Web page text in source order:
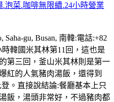
泡菜.咖啡無限續.24小時營業
gu, Busan, 南韓:電話:+82
時韓國米其林第11回，這也是
第三回，釜山米其林則是第一
紅的人氣豬肉湯飯，還得到
。直接說結論:餐廳基本上只
飯，湯頭非常好，不過豬肉都